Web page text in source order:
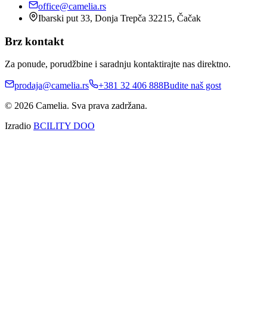
office@camelia.rs
Ibarski put 33, Donja Trepča 32215, Čačak
Brz kontakt
Za ponude, porudžbine i saradnju kontaktirajte nas direktno.
prodaja@camelia.rs +381 32 406 888Budite naš gost
© 2026 Camelia. Sva prava zadržana.
Izradio BCILITY DOO